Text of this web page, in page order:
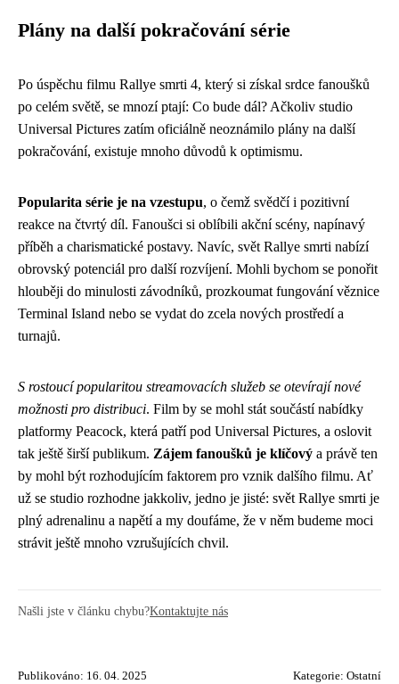
Plány na další pokračování série
Po úspěchu filmu Rallye smrti 4, který si získal srdce fanoušků
po celém světě, se mnozí ptají: Co bude dál? Ačkoliv studio
Universal Pictures zatím oficiálně neoznámilo plány na další
pokračování, existuje mnoho důvodů k optimismu.
Popularita série je na vzestupu, o čemž svědčí i pozitivní
reakce na čtvrtý díl. Fanoušci si oblíbili akční scény, napínavý
příběh a charismatické postavy. Navíc, svět Rallye smrti nabízí
obrovský potenciál pro další rozvíjení. Mohli bychom se ponořit
hlouběji do minulosti závodníků, prozkoumat fungování věznice
Terminal Island nebo se vydat do zcela nových prostředí a
turnajů.
S rostoucí popularitou streamovacích služeb se otevírají nové
možnosti pro distribuci. Film by se mohl stát součástí nabídky
platformy Peacock, která patří pod Universal Pictures, a oslovit
tak ještě širší publikum. Zájem fanoušků je klíčový a právě ten
by mohl být rozhodujícím faktorem pro vznik dalšího filmu. Ať
už se studio rozhodne jakkoliv, jedno je jisté: svět Rallye smrti je
plný adrenalinu a napětí a my doufáme, že v něm budeme moci
strávit ještě mnoho vzrušujících chvil.
Našli jste v článku chybu?Kontaktujte nás
Publikováno: 16. 04. 2025 Kategorie: Ostatní